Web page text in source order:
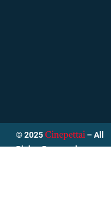
© 2025 Cinepettai – All
Rights Reserved